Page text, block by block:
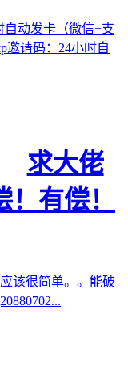
自动发卡（微信+支
邀请码：24小时自
求大佬
有偿！
该很简单。。能破